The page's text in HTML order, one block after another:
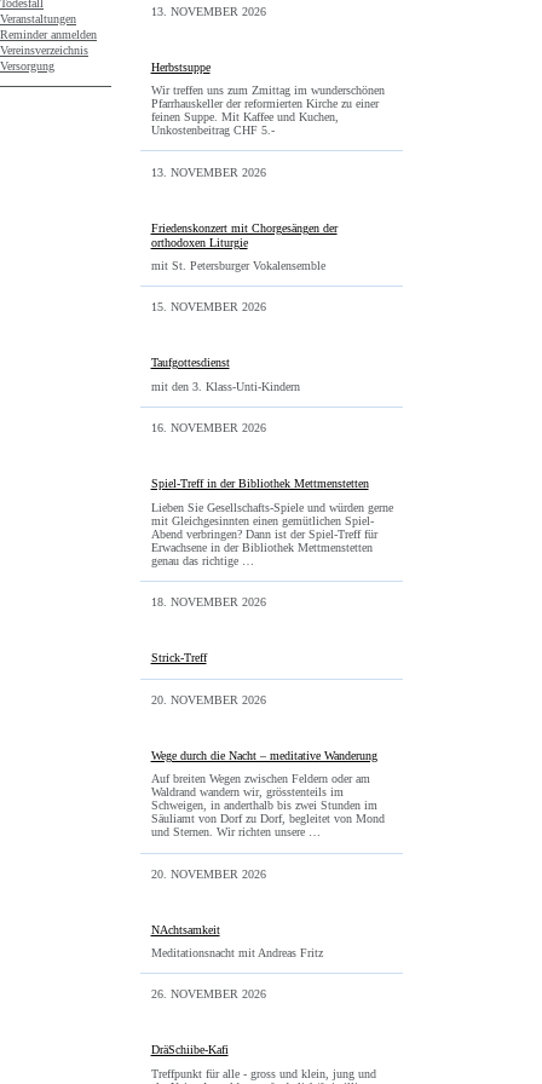
Todesfall
Veranstaltungen
Reminder anmelden
Vereinsverzeichnis
Versorgung
Herbstsuppe
13. NOVEMBER 2026
Wir treffen uns zum Zmittag im wunderschönen
Pfarrhauskeller der reformierten Kirche zu einer
feinen Suppe. Mit Kaffee und Kuchen,
Unkostenbeitrag CHF 5.-
Friedenskonzert mit Chorgesängen der
orthodoxen Liturgie
13. NOVEMBER 2026
mit St. Petersburger Vokalensemble
Taufgottesdienst
15. NOVEMBER 2026
mit den 3. Klass-Unti-Kindern
Spiel-Treff in der Bibliothek Mettmenstetten
16. NOVEMBER 2026
Lieben Sie Gesellschafts-Spiele und würden gerne
mit Gleichgesinnten einen gemütlichen Spiel-
Abend verbringen? Dann ist der Spiel-Treff für
Erwachsene in der Bibliothek Mettmenstetten
genau das richtige …
Strick-Treff
18. NOVEMBER 2026
Wege durch die Nacht – meditative Wanderung
20. NOVEMBER 2026
Auf breiten Wegen zwischen Feldern oder am
Waldrand wandern wir, grösstenteils im
Schweigen, in anderthalb bis zwei Stunden im
Säuliamt von Dorf zu Dorf, begleitet von Mond
und Sternen. Wir richten unsere …
NAchtsamkeit
20. NOVEMBER 2026
Meditationsnacht mit Andreas Fritz
DräSchiibe-Kafi
26. NOVEMBER 2026
Treffpunkt für alle - gross und klein, jung und